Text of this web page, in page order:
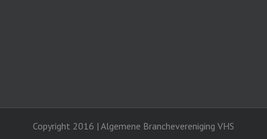
Copyright 2016 | Algemene Branchevereniging VHS